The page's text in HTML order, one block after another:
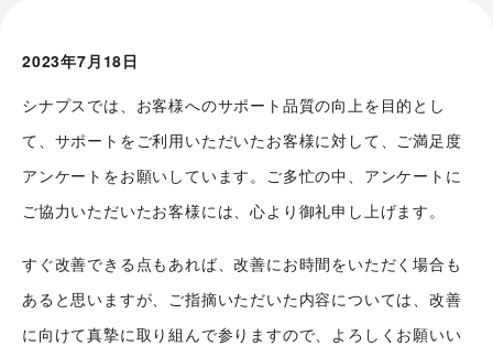
2023年7月18日
シナプスでは、お客様へのサポート品質の向上を目的とし
て、サポートをご利用いただいたお客様に対して、ご満足度
アンケートをお願いしています。ご多忙の中、アンケートに
ご協力いただいたお客様には、心より御礼申し上げます。
すぐ改善できる点もあれば、改善にお時間をいただく場合も
あると思いますが、ご指摘いただいた内容については、改善
に向けて真摯に取り組んで参りますので、よろしくお願いい